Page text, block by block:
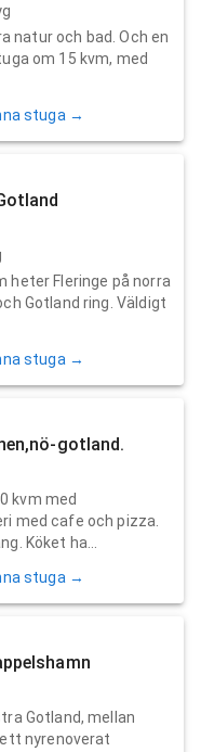
natur och bad. Och en
om 15 kvm, med
stuga →
heter Fleringe på norra
Gotland ring. Väldigt
stuga →
gotland.
kvm med
med cafe och pizza.
Köket ha...
stuga →
Gotland, mellan
nyrenoverat